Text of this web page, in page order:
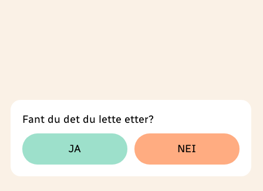
Fant du det du lette etter?
Tilbakemeldingsskjema
JA NEI